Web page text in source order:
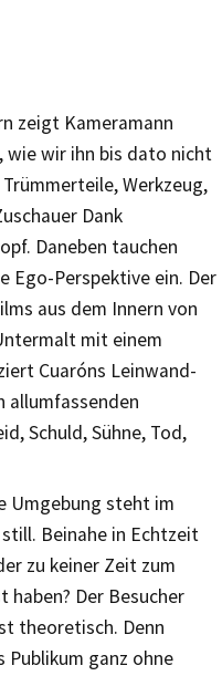
zeigt Kameramann
wie wir ihn bis dato nicht
Werkzeug,
Dank
Daneben tauchen
Ego-Perspektive ein. Der
aus dem Innern von
mit einem
Cuaróns Leinwand-
allumfassenden
Schuld, Sühne, Tod,
Umgebung steht im
Beinahe in Echtzeit
zu keiner Zeit zum
haben? Der Besucher
theoretisch. Denn
Publikum ganz ohne